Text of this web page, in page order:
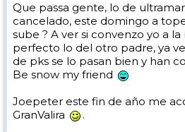
Que passa gente, lo de
cancelado, este domingo a
sube ? A ver si convenzo yo a la
perfecto lo del otro padre, ya
de pks se lo pasan bien y han
Be snow my friend
Joepeter este fin de año me
GranValira
.